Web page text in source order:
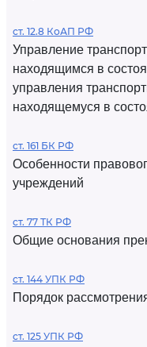
ст. 12.8 КоАП РФ
Управление
находящимся в
управления
находящемуся в
ст. 161 БК РФ
Особенности
учреждений
ст. 77 ТК РФ
Общие основания
ст. 144 УПК РФ
Порядок
ст. 125 УПК РФ